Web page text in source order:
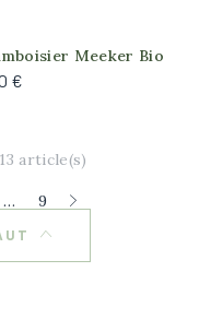
Meeker Bio
€
article(s)
… 9